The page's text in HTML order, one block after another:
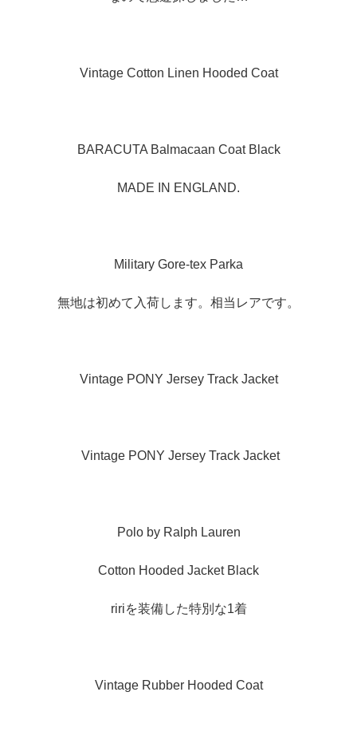
Vintage Cotton Linen Hooded Coat
BARACUTA Balmacaan Coat Black
MADE IN ENGLAND.
Military Gore-tex Parka
無地は初めて入荷します。相当レアです。
Vintage PONY Jersey Track Jacket
Vintage PONY Jersey Track Jacket
Polo by Ralph Lauren
Cotton Hooded Jacket Black
ririを装備した特別な1着
Vintage Rubber Hooded Coat